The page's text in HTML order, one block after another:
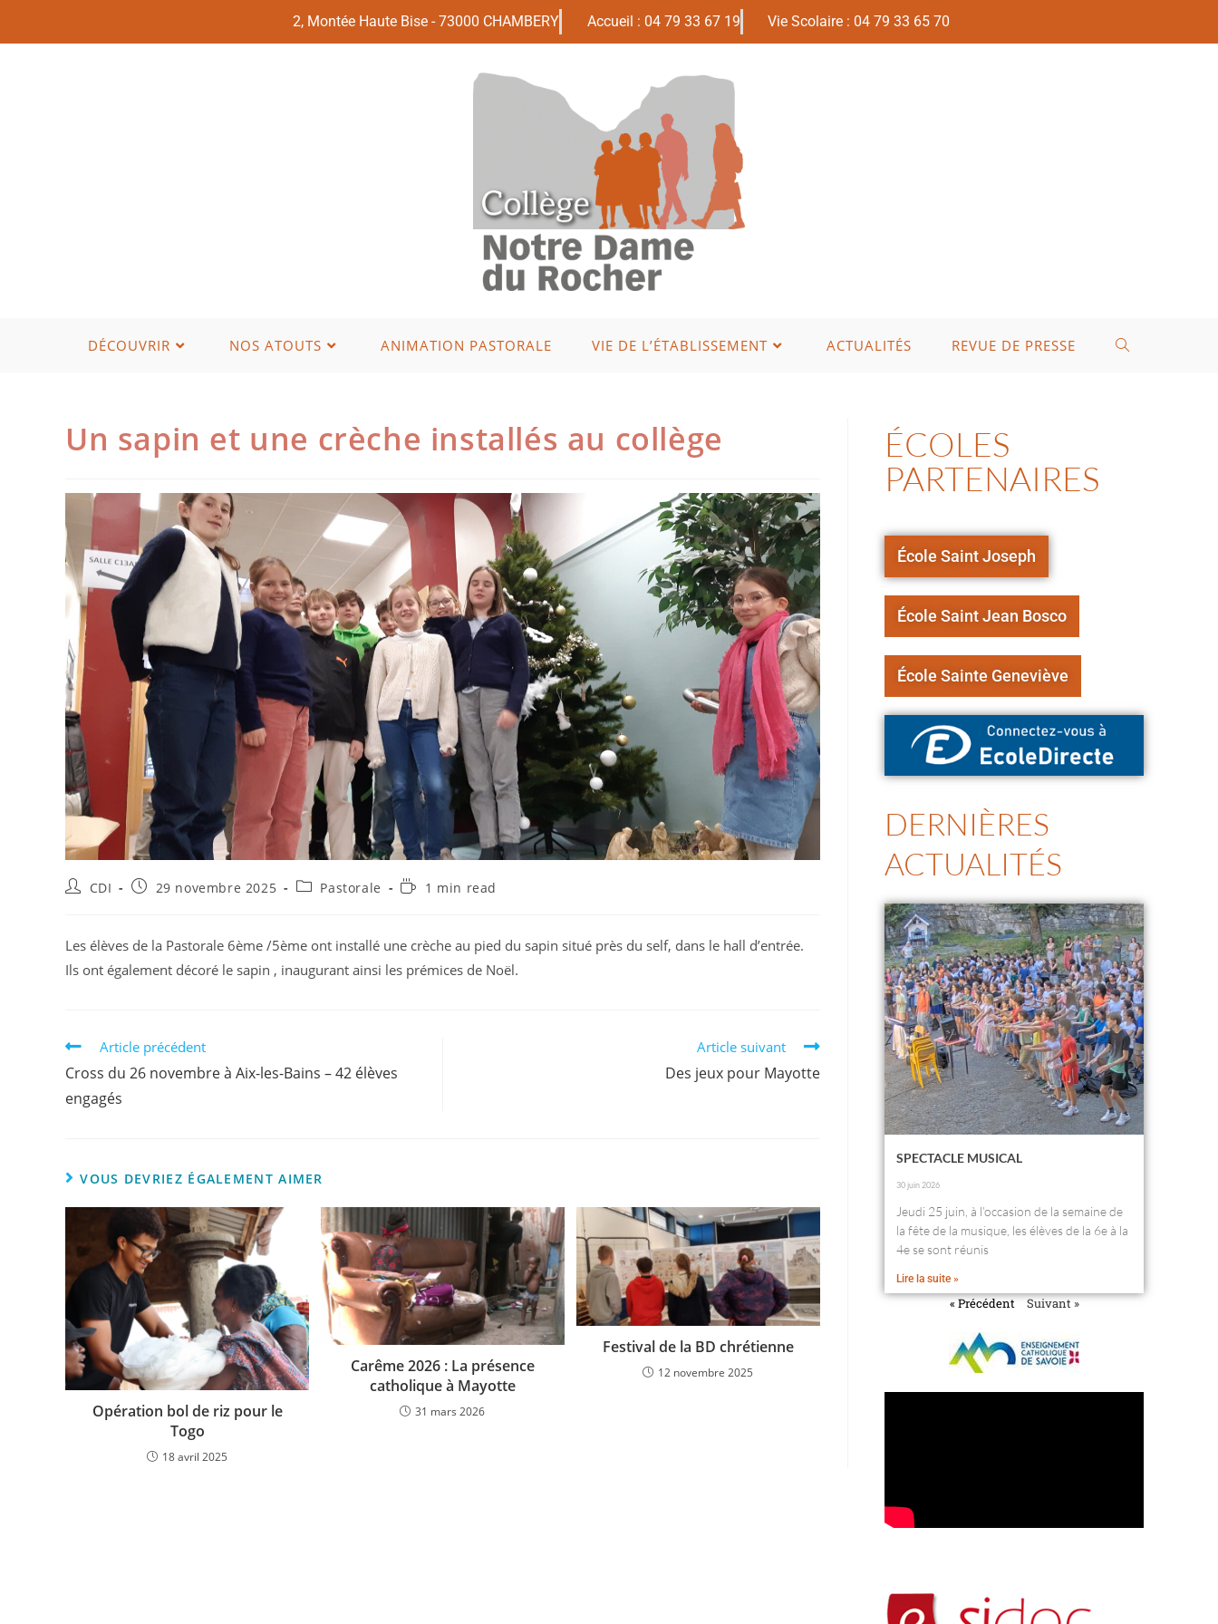
2, Montée Haute Bise - 73000 CHAMBERY Accueil : 04 79 33 67 19 Vie Scolaire : 04 79 33 65 70
DÉCOUVRIR NOS ATOUTS ANIMATION PASTORALE VIE DE L’ÉTABLISSEMENT ACTUALITÉS REVUE DE PRESSE
Un sapin et une crèche installés au collège
CDI 29 novembre 2025 Pastorale 1 min read
Les élèves de la Pastorale 6ème /5ème ont installé une crèche au pied du sapin situé près du self, dans le hall d’entrée.
Ils ont également décoré le sapin , inaugurant ainsi les prémices de Noël.
Article précédent
Cross du 26 novembre à Aix-les-Bains – 42 élèves
engagés
Article suivant
Des jeux pour Mayotte
VOUS DEVRIEZ ÉGALEMENT AIMER
Opération bol de riz pour le
Togo
18 avril 2025
Carême 2026 : La présence
catholique à Mayotte
31 mars 2026
Festival de la BD chrétienne
12 novembre 2025
ÉCOLES
PARTENAIRES
École Saint Joseph
École Saint Jean Bosco
École Sainte Geneviève
DERNIÈRES
ACTUALITÉS
SPECTACLE MUSICAL
30 juin 2026
Jeudi 25 juin, à l’occasion de la semaine de
la fête de la musique, les élèves de la 6e à la
4e se sont réunis
Lire la suite »
« Précédent Suivant »